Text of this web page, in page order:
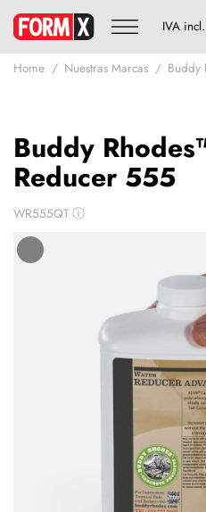
Home Nuestras Marcas Buddy
Buddy
Reducer 555
WR555QT ⓘ